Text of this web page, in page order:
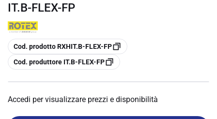
IT.B-FLEX-FP
copia
Cod. prodotto RXHIT.B-FLEX-FP
copia
Cod. produttore IT.B-FLEX-FP
Accedi per visualizzare prezzi e disponibilità